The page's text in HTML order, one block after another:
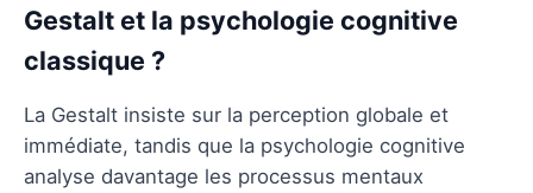
Gestalt et la psychologie cognitive
classique ?
La Gestalt insiste sur la perception globale et
immédiate, tandis que la psychologie cognitive
analyse davantage les processus mentaux